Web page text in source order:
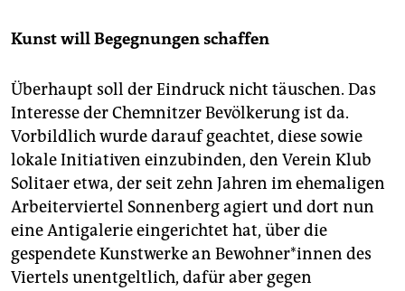
Kunst will Begegnungen schaffen
Überhaupt soll der Eindruck nicht täuschen. Das
Interesse der Chemnitzer Bevölkerung ist da.
Vorbildlich wurde darauf geachtet, diese sowie
lokale Initiativen einzubinden, den Verein Klub
Solitaer etwa, der seit zehn Jahren im ehemaligen
Arbeiterviertel Sonnenberg agiert und dort nun
eine Antigalerie eingerichtet hat, über die
gespendete Kunstwerke an Bewohner*innen des
Viertels unentgeltlich, dafür aber gegen